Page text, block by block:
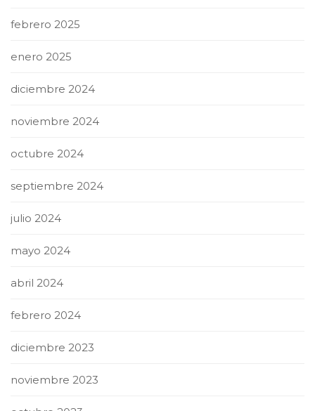
febrero 2025
enero 2025
diciembre 2024
noviembre 2024
octubre 2024
septiembre 2024
julio 2024
mayo 2024
abril 2024
febrero 2024
diciembre 2023
noviembre 2023